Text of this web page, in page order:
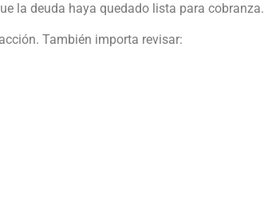
la deuda haya quedado lista para cobranza.
También importa revisar: